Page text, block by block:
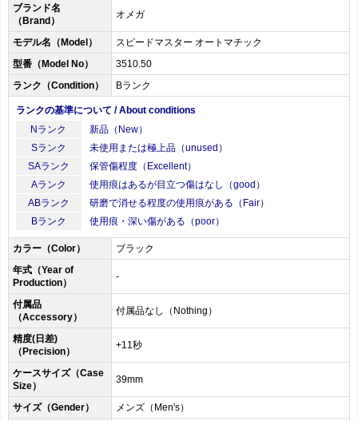
ブランド名
（Brand）
オメガ
モデル名（Model）
スピードマスター オートマチック
型番（Model No）
3510.50
ランク（Condition）
Bランク
ランクの基準について / About conditions
Nランク
新品（New）
Sランク
未使用または極上品（unused）
SAランク
保管傷程度（Excellent）
Aランク
使用痕はあるが目立つ傷はなし（good）
ABランク
研磨で消せる程度の使用痕がある（Fair）
Bランク
使用痕・深い傷がある（poor）
カラー（Color）
ブラック
年式（Year of
Production）
-
付属品
（Accessory）
付属品なし（Nothing）
精度(日差)
（Precision）
+11秒
ケースサイズ（Case
Size）
39mm
サイズ（Gender）
メンズ（Men's）